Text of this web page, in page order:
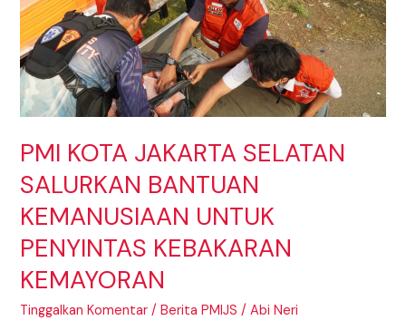
PMI KOTA JAKARTA SELATAN
SALURKAN BANTUAN
KEMANUSIAAN UNTUK
PENYINTAS KEBAKARAN
KEMAYORAN
Tinggalkan Komentar /Berita PMIJS /Abi Neri
BANTUAN
KEMANUSIAAN
UNTUK
PENYINTAS
KEBAKARAN